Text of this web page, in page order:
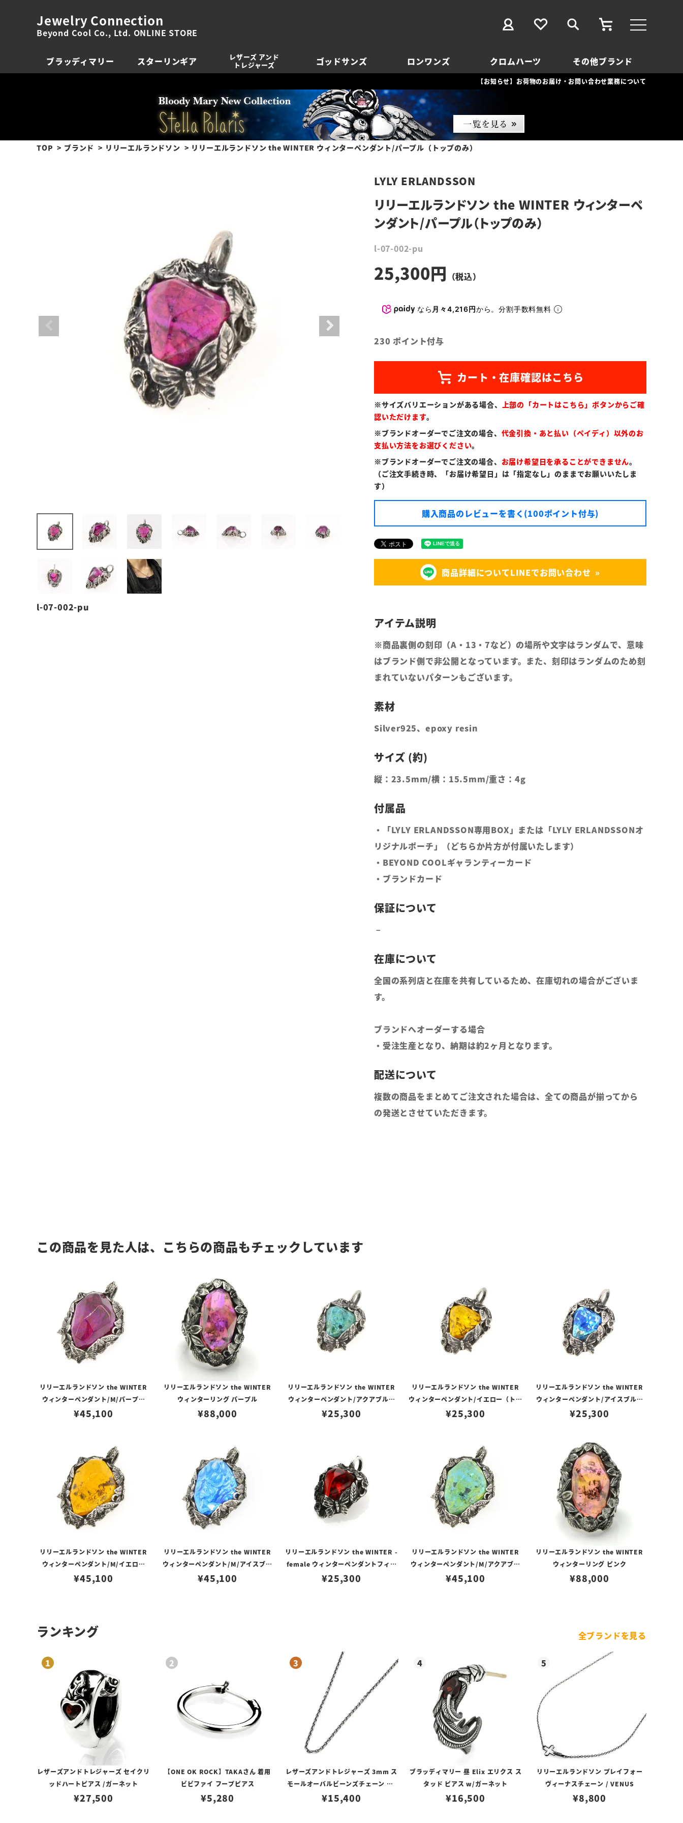
Jewelry Connection
Beyond Cool Co., Ltd. ONLINE STORE
ブラッディマリー スターリンギア
レザーズ アンド
トレジャーズ
ゴッドサンズ ロンワンズ クロムハーツ その他ブランド
【お知らせ】お荷物のお届け・お問い合わせ業務について
TOP ブランド リリーエルランドソン リリーエルランドソン the WINTER ウィンターペンダント/パープル（トップのみ）
l-07-002-pu
LYLY ERLANDSSON
リリーエルランドソン the WINTER ウィンターペ
ンダント/パープル（トップのみ）
l-07-002-pu
25,300
なら 月々4,216円から。分割手数料無料
230 ポイント付与
※サイズバリエーションがある場合、
上部の「カートはこちら」ボタンからご確
認いただけます。
※ブランドオーダーでご注文の場合、 代金引換・あと払い（ペイディ）以外のお
支払い方法をお選びください。
※ブランドオーダーでご注文の場合、 お届け希望日を承ることができません。
（ご注文手続き時、「お届け希望日」は「指定なし」のままでお願いいたしま
す）
購入商品のレビューを書く(100ポイント付与)
商品詳細についてLINEでお問い合わせ
※商品裏側の刻印（A・13・7など）の場所や文字はランダムで、意味
はブランド側で非公開となっています。また、刻印はランダムのため刻
まれていないパターンもございます。
Silver925、epoxy resin
縦：23.5mm/横：15.5mm/重さ：4g
・「LYLY ERLANDSSON専用BOX」または「LYLY ERLANDSSONオ
リジナルポーチ」（どちらか片方が付属いたします）
・BEYOND COOLギャランティーカード
・ブランドカード
全国の系列店と在庫を共有しているため、在庫切れの場合がございま
す。
ブランドへオーダーする場合
・受注生産となり、納期は約2ヶ月となります。
複数の商品をまとめてご注文された場合は、全ての商品が揃ってから
の発送とさせていただきます。
この商品を見た人は、こちらの商品もチェックしています
リリーエルランドソン the WINTER
ウィンターペンダント/M/パープル
（トップのみ）
¥45,100
リリーエルランドソン the WINTER
ウィンターリング パープル
¥88,000
リリーエルランドソン the WINTER
ウィンターペンダント/アクアブルー
（トップのみ）
¥25,300
リリーエルランドソン the WINTER
ウィンターペンダント/イエロー（トッ
プのみ）
¥25,300
リリーエルランドソン the WINTER
ウィンターペンダント/アイスブルー
（トップのみ）
¥25,300
リリーエルランドソン the WINTER
ウィンターペンダント/M/イエロー
（トップのみ）
¥45,100
リリーエルランドソン the WINTER
ウィンターペンダント/M/アイスブル
ー（トップのみ）
¥45,100
リリーエルランドソン the WINTER -
female ウィンターペンダントフィメ
ール/レッド（トップのみ）
¥25,300
リリーエルランドソン the WINTER
ウィンターペンダント/M/アクアブル
ー（トップのみ）
¥45,100
リリーエルランドソン the WINTER
ウィンターリング ピンク
¥88,000
ランキング 全ブランドを見る
レザーズアンドトレジャーズ セイクリ
ッドハートピアス /ガーネット
¥27,500
【ONE OK ROCK】TAKAさん 着用
ビビファイ フープピアス
¥5,280
レザーズアンドトレジャーズ 3mm ス
モールオーバルビーンズチェーン w/
ロブスタークラスプ＆LTロゴプレート
¥15,400
ブラッディマリー 昼 Elix エリクス ス
タッド ピアス w/ガーネット
¥16,500
リリーエルランドソン プレイフォー
ヴィーナスチェーン / VENUS
¥8,800